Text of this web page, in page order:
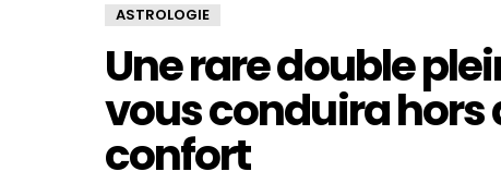
ASTROLOGIE
Une rare double
vous conduira hors
confort